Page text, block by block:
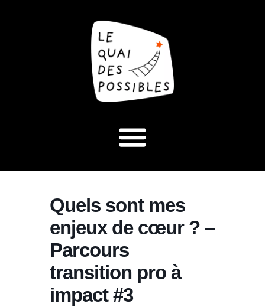
Quels sont mes
enjeux de cœur ? –
Parcours
transition pro à
impact #3